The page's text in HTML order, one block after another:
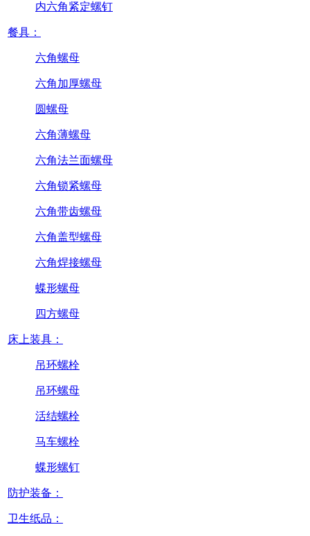
内六角紧定螺钉
餐具：
六角螺母
六角加厚螺母
圆螺母
六角薄螺母
六角法兰面螺母
六角锁紧螺母
六角带齿螺母
六角盖型螺母
六角焊接螺母
蝶形螺母
四方螺母
床上装具：
吊环螺栓
吊环螺母
活结螺栓
马车螺栓
蝶形螺钉
防护装备：
卫生纸品：